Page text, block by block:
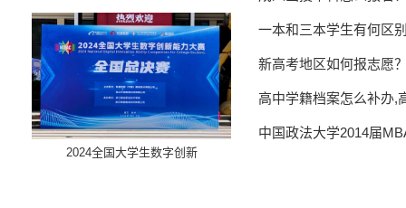
​2024全国大学生数字创新
一本和三本学生有何区
新高考地区如何报志愿
高中学籍档案怎么补办,
中国政法大学2014届